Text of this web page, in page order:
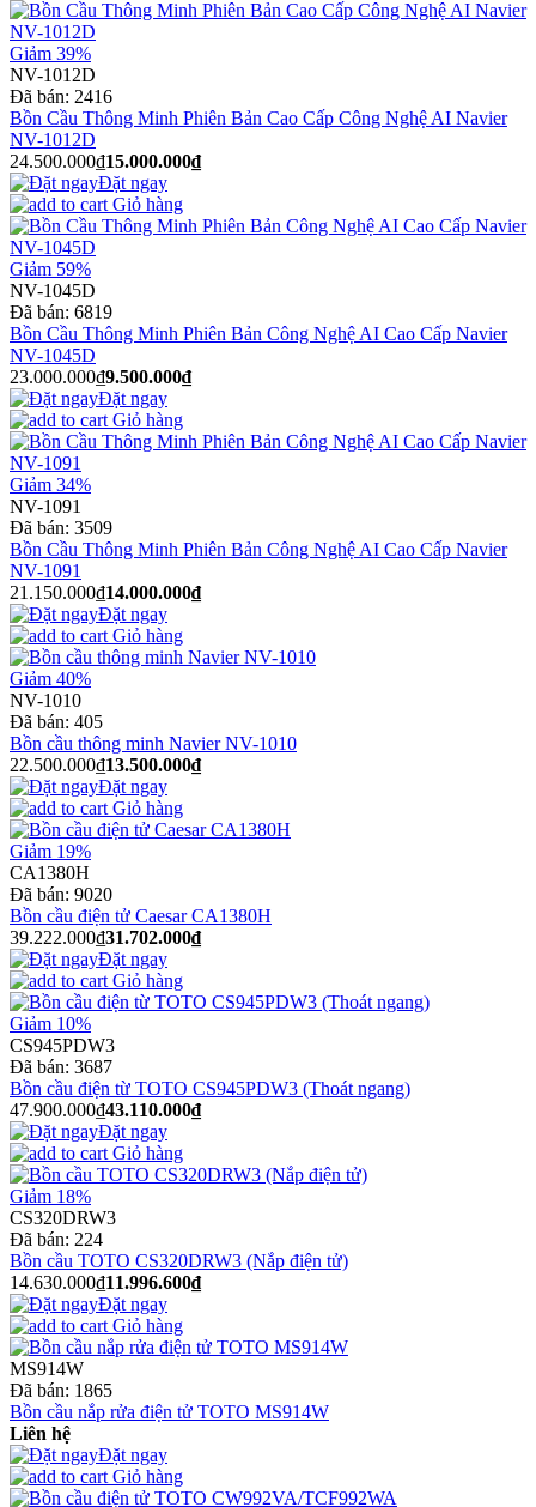
Giảm 39%
NV-1012D
Đã bán: 2416
Bồn Cầu Thông Minh Phiên Bản Cao Cấp Công Nghệ AI Navier
NV-1012D
24.500.000₫15.000.000₫
Đặt ngay
Giỏ hàng
Giảm 59%
NV-1045D
Đã bán: 6819
Bồn Cầu Thông Minh Phiên Bản Công Nghệ AI Cao Cấp Navier
NV-1045D
23.000.000₫9.500.000₫
Đặt ngay
Giỏ hàng
Giảm 34%
NV-1091
Đã bán: 3509
Bồn Cầu Thông Minh Phiên Bản Công Nghệ AI Cao Cấp Navier
NV-1091
21.150.000₫14.000.000₫
Đặt ngay
Giỏ hàng
Giảm 40%
NV-1010
Đã bán: 405
Bồn cầu thông minh Navier NV-1010
22.500.000₫13.500.000₫
Đặt ngay
Giỏ hàng
Giảm 19%
CA1380H
Đã bán: 9020
Bồn cầu điện tử Caesar CA1380H
39.222.000₫31.702.000₫
Đặt ngay
Giỏ hàng
Giảm 10%
CS945PDW3
Đã bán: 3687
Bồn cầu điện từ TOTO CS945PDW3 (Thoát ngang)
47.900.000₫43.110.000₫
Đặt ngay
Giỏ hàng
Giảm 18%
CS320DRW3
Đã bán: 224
Bồn cầu TOTO CS320DRW3 (Nắp điện tử)
14.630.000₫11.996.600₫
Đặt ngay
Giỏ hàng
MS914W
Đã bán: 1865
Bồn cầu nắp rửa điện tử TOTO MS914W
Liên hệ
Đặt ngay
Giỏ hàng